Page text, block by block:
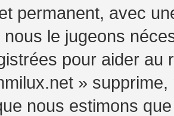
permanent, avec
nous le jugeons
pour aider au
»
nous estimons